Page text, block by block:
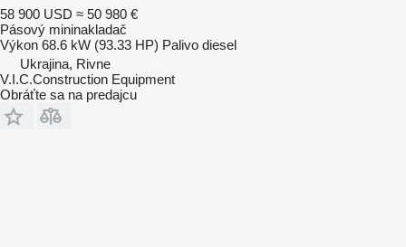
58 900 USD ≈ 50 980 €
Pásový mininakladač
Výkon 68.6 kW (93.33 HP) Palivo diesel
Ukrajina, Rivne
V.I.C.Construction Equipment
Obráťte sa na predajcu